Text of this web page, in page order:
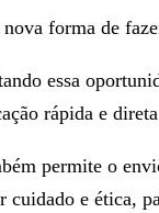
forma de
essa
rápida e
permite o
cuidado e ética,